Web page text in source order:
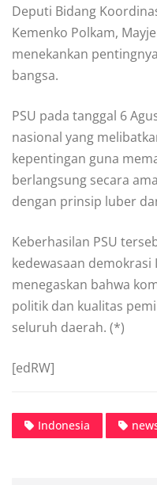
Deputi Bidang
Kemenko Polkam,
menekankan
bangsa.
PSU pada tanggal 6
nasional yang
kepentingan guna
berlangsung secara
dengan prinsip luber
Keberhasilan PSU
kedewasaan demokrasi
menegaskan bahwa
politik dan kualitas
seluruh daerah. (*)
[edRW]
Indonesia